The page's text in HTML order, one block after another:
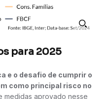
para 2025
e o desafio de cumprir o
como principal risco no
medidas aprovado nesse